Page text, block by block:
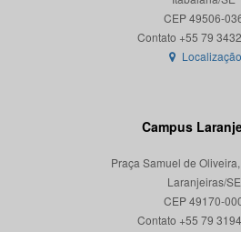
CEP 49506-
Localização
Campus
Praça Samuel de
Laranjeiras/SE
CEP 49170-